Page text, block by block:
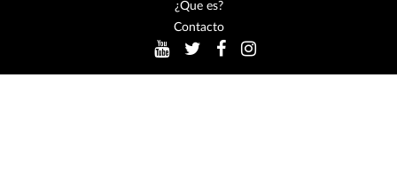
¿Que es?
Contacto